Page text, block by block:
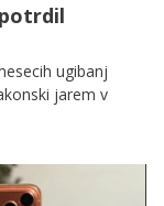
ugibanj
jarem v